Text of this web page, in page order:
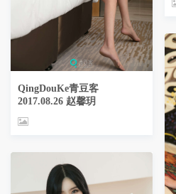
QingDouKe青豆客
2017.08.26 赵馨玥